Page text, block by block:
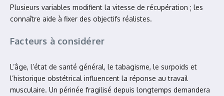
Plusieurs variables modifient la vitesse de récupération ; les
connaître aide à fixer des objectifs réalistes.
Facteurs à considérer
L’âge, l’état de santé général, le tabagisme, le surpoids et
l’historique obstétrical influencent la réponse au travail
musculaire. Un périnée fragilisé depuis longtemps demandera